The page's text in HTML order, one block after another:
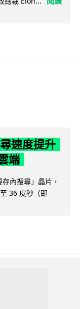
速度提升
端
內搜尋」晶片，
36 皮秒（即